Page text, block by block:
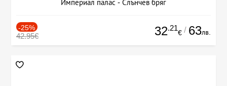
Империал палас - Слънчев бряг
-25%
42.95€ 32.21
€ / 63лв.